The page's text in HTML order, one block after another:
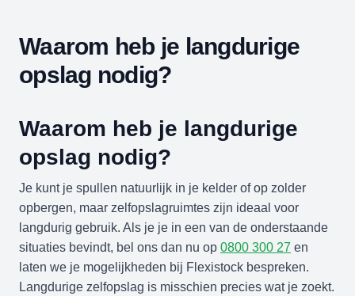
Waarom heb je langdurige
opslag nodig?
Waarom heb je langdurige
opslag nodig?
Je kunt je spullen natuurlijk in je kelder of op zolder
opbergen, maar zelfopslagruimtes zijn ideaal voor
langdurig gebruik. Als je je in een van de onderstaande
situaties bevindt, bel ons dan nu op 0800 300 27 en
laten we je mogelijkheden bij Flexistock bespreken.
Langdurige zelfopslag is misschien precies wat je zoekt.